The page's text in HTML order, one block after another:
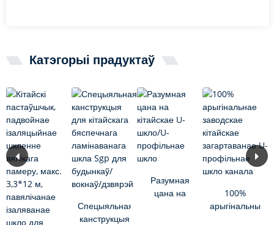
Катэгорыі прадуктаў
Спецыяльная
канструкцыя
Разумная
цана на
100%
арыгінальны